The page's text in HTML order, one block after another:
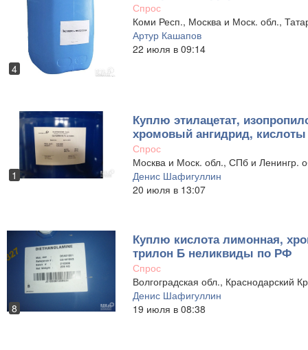
4
Спрос
Коми Респ., Москва и Моск. обл.,
Артур Кашапов
22 июля в 09:14
1
Куплю этилацетат,
хромовый ангидрид,
Спрос
Москва и Моск. обл., СПб и Ленингр.
Денис Шафигуллин
20 июля в 13:07
8
Куплю кислота лимонная,
трилон Б неликвиды по РФ
Спрос
Волгоградская обл., Краснодарский
Денис Шафигуллин
19 июля в 08:38